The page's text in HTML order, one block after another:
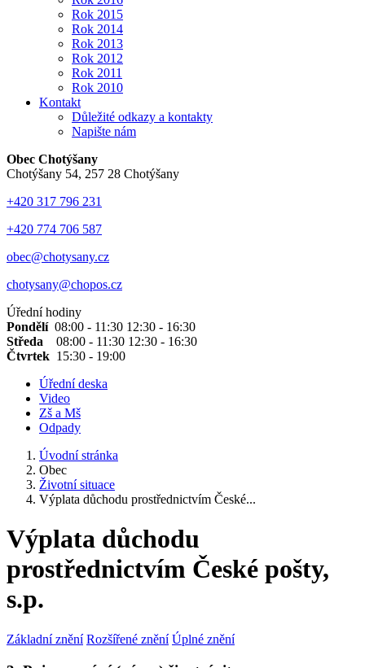
Rok 2015
Rok 2014
Rok 2013
Rok 2012
Rok 2011
Rok 2010
Kontakt
Důležité odkazy a kontakty
Napište nám
Obec Chotýšany
Chotýšany 54, 257 28 Chotýšany
+420 317 796 231
+420 774 706 587
obec@chotysany.cz
chotysany@chopos.cz
Úřední hodiny
Pondělí 08:00 - 11:30 12:30 - 16:30
Středa 08:00 - 11:30 12:30 - 16:30
Čtvrtek 15:30 - 19:00
Úřední deska
Video
Zš a Mš
Odpady
Úvodní stránka
Obec
Životní situace
Výplata důchodu prostřednictvím České...
Výplata důchodu
prostřednictvím České pošty,
s.p.
Základní znění Rozšířené znění Úplné znění